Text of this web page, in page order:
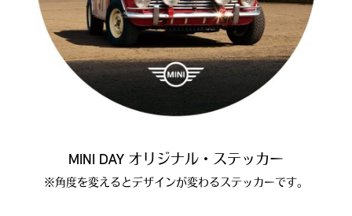
MINI DAY オリジナル・ステッカー
※角度を変えるとデザインが変わるステッカーです。